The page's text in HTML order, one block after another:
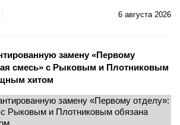
6 августа 2026
замену «Первому
смесь» с Рыковым и Плотниковым
хитом